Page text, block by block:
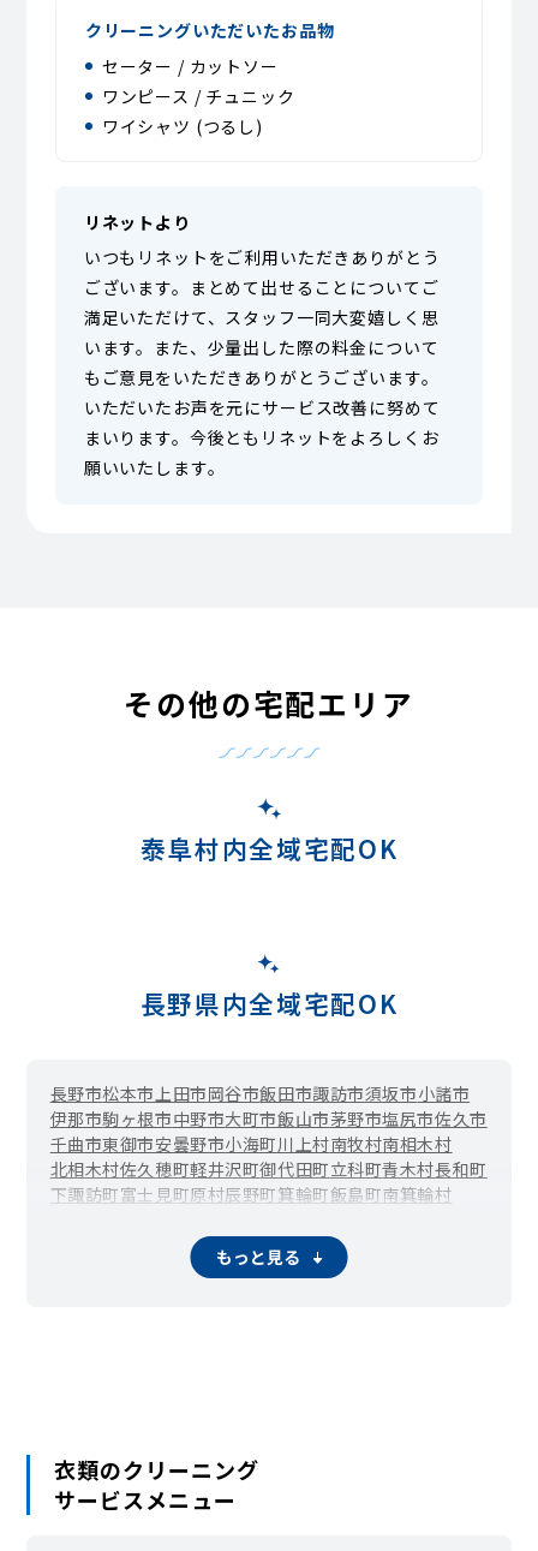
クリーニングいただいたお品物
セーター / カットソー
ワンピース / チュニック
ワイシャツ (つるし)
リネットより
いつもリネットをご利用いただきありがとう
ございます。まとめて出せることについてご
満足いただけて、スタッフ一同大変嬉しく思
います。また、少量出した際の料金について
もご意見をいただきありがとうございます。
いただいたお声を元にサービス改善に努めて
まいります。今後ともリネットをよろしくお
願いいたします。
その他の宅配エリア
泰阜村内全域宅配OK
長野県内全域宅配OK
長野市松本市 上田市岡谷市飯田市諏訪市須坂市小諸市
伊那市駒ヶ根市中野市大町市飯山市茅野市塩尻市佐久市
千曲市東御市安曇野市小海町川上村南牧村南相木村
北相木村佐久穂町軽井沢町御代田町立科町青木村長和町
下諏訪町富士見町原村辰野町箕輪町飯島町南箕輪村
天龍村喬木村豊丘村大鹿村
大桑村 木曽町麻績村 生坂村
もっと見る
衣類のクリーニング
サービスメニュー